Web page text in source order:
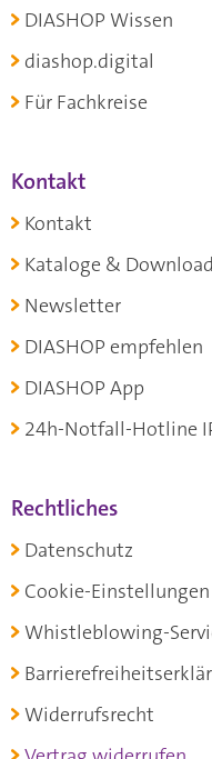
DIASHOP Wissen
diashop.digital
Für Fachkreise
Kontakt
Kontakt
Kataloge &
Newsletter
DIASHOP empfehlen
DIASHOP App
24h-Notfall-Hotline
Rechtliches
Datenschutz
Cookie-Einstellungen
Whistleblowing-
Widerrufsrecht